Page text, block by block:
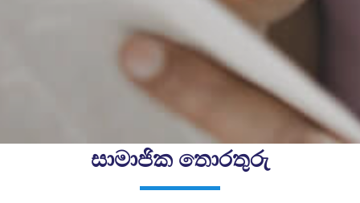
සාමාජික තොරතුරු